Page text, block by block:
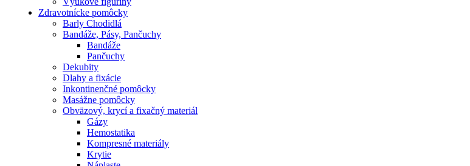
Zdravotnícke pomôcky
Barly Chodidlá
Bandáže, Pásy, Pančuchy
Bandáže
Pančuchy
Dekubity
Dlahy a fixácie
Inkontinenčné pomôcky
Masážne pomôcky
Obväzový, krycí a fixačný materiál
Gázy
Hemostatika
Kompresné materiály
Krytie